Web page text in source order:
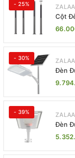
- 25%
Cột
ZSR-
- 30%
Đèn
Khiển
- 39%
Đèn
ZL-